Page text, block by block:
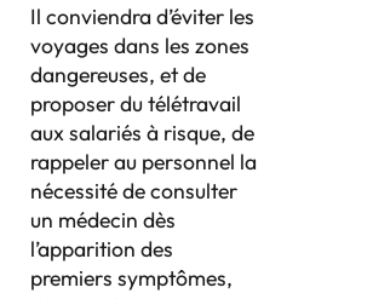
Il conviendra d’éviter les
voyages dans les zones
dangereuses, et de
proposer du télétravail
aux salariés à risque, de
rappeler au personnel la
nécessité de consulter
un médecin dès
l’apparition des
premiers symptômes,